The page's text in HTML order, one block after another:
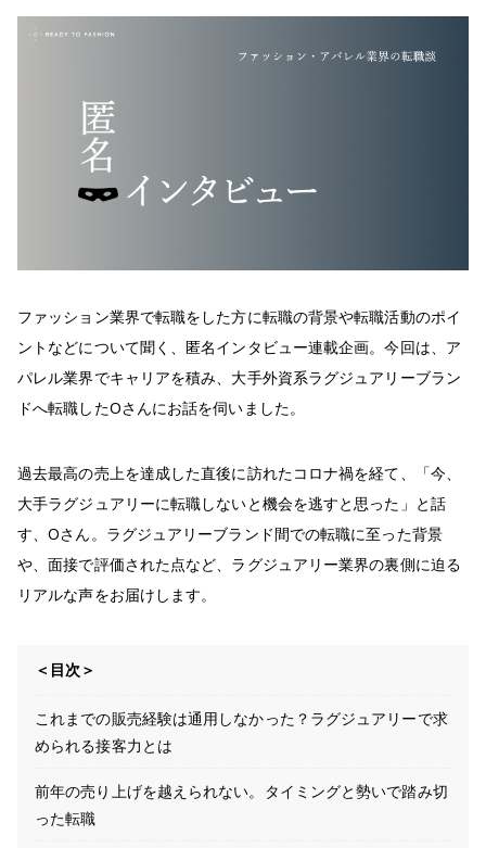
ファッション業界で転職をした方に転職の背景や転職活動のポイ
ントなどについて聞く、匿名インタビュー連載企画。今回は、ア
パレル業界でキャリアを積み、大手外資系ラグジュアリーブラン
ドへ転職したOさんにお話を伺いました。
過去最高の売上を達成した直後に訪れたコロナ禍を経て、「今、
大手ラグジュアリーに転職しないと機会を逃すと思った」と話
す、Oさん。ラグジュアリーブランド間での転職に至った背景
や、面接で評価された点など、ラグジュアリー業界の裏側に迫る
リアルな声をお届けします。
＜目次＞
これまでの販売経験は通用しなかった？ラグジュアリーで求
められる接客力とは
前年の売り上げを越えられない。タイミングと勢いで踏み切
った転職